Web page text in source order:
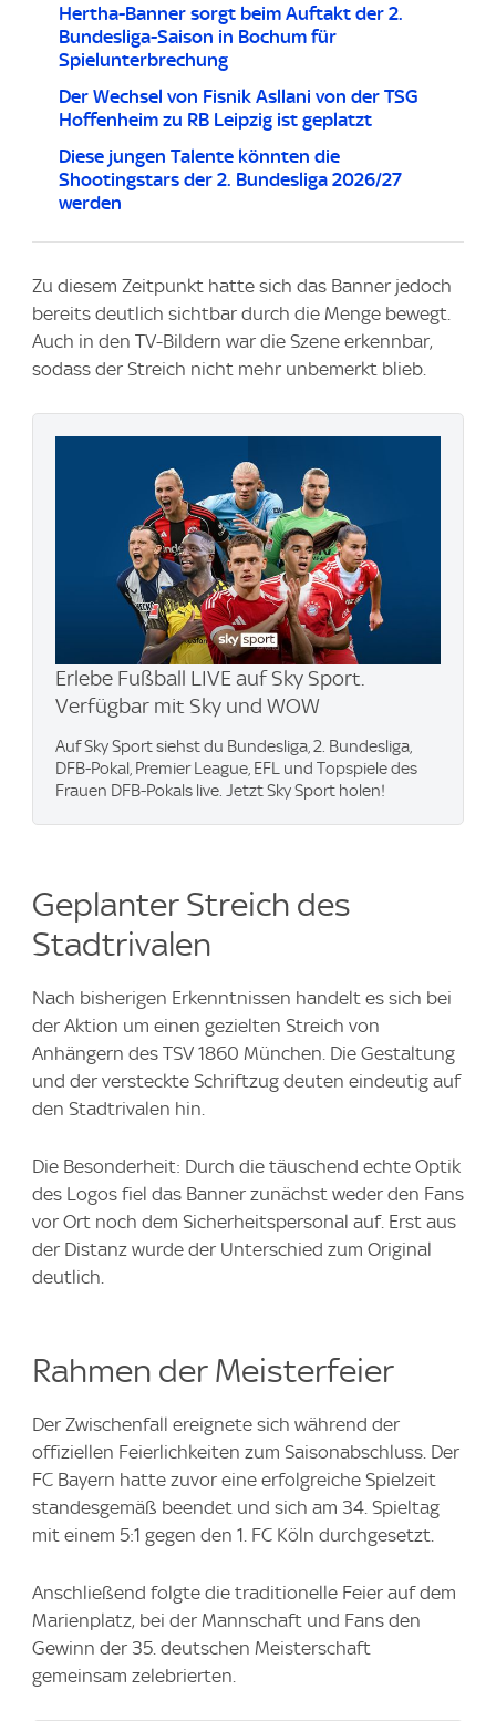
Hertha-Banner sorgt beim Auftakt der 2.
Bundesliga-Saison in Bochum für
Spielunterbrechung
Der Wechsel von Fisnik Asllani von der TSG
Hoffenheim zu RB Leipzig ist geplatzt
Diese jungen Talente könnten die
Shootingstars der 2. Bundesliga 2026/27
werden
Zu diesem Zeitpunkt hatte sich das Banner jedoch
bereits deutlich sichtbar durch die Menge bewegt.
Auch in den TV-Bildern war die Szene erkennbar,
sodass der Streich nicht mehr unbemerkt blieb.
Erlebe Fußball LIVE auf Sky Sport.
Verfügbar mit Sky und WOW
Auf Sky Sport siehst du Bundesliga, 2. Bundesliga,
DFB-Pokal, Premier League, EFL und Topspiele des
Frauen DFB-Pokals live. Jetzt Sky Sport holen!
Geplanter Streich des
Stadtrivalen
Nach bisherigen Erkenntnissen handelt es sich bei
der Aktion um einen gezielten Streich von
Anhängern des TSV 1860 München. Die Gestaltung
und der versteckte Schriftzug deuten eindeutig auf
den Stadtrivalen hin.
Die Besonderheit: Durch die täuschend echte Optik
des Logos fiel das Banner zunächst weder den Fans
vor Ort noch dem Sicherheitspersonal auf. Erst aus
der Distanz wurde der Unterschied zum Original
deutlich.
Rahmen der Meisterfeier
Der Zwischenfall ereignete sich während der
offiziellen Feierlichkeiten zum Saisonabschluss. Der
FC Bayern hatte zuvor eine erfolgreiche Spielzeit
standesgemäß beendet und sich am 34. Spieltag
mit einem 5:1 gegen den 1. FC Köln durchgesetzt.
Anschließend folgte die traditionelle Feier auf dem
Marienplatz, bei der Mannschaft und Fans den
Gewinn der 35. deutschen Meisterschaft
gemeinsam zelebrierten.